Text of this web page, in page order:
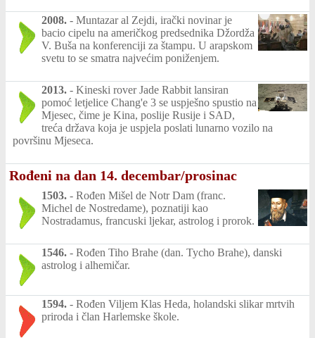
2008. - Muntazar al Zejdi, irački novinar je
bacio cipelu na američkog predsednika Džordža
V. Buša na konferenciji za štampu. U arapskom
svetu to se smatra najvećim poniženjem.
2013. - Kineski rover Jade Rabbit lansiran
pomoć letjelice Chang'e 3 se uspješno spustio na
Mjesec, čime je Kina, poslije Rusije i SAD,
treća država koja je uspjela poslati lunarno vozilo na
površinu Mjeseca.
Rođeni na dan 14. decembar/prosinac
1503. - Rođen Mišel de Notr Dam (franc.
Michel de Nostredame), poznatiji kao
Nostradamus, francuski ljekar, astrolog i prorok.
1546. - Rođen Tiho Brahe (dan. Tycho Brahe), danski
astrolog i alhemičar.
1594. - Rođen Viljem Klas Heda, holandski slikar mrtvih
priroda i član Harlemske škole.